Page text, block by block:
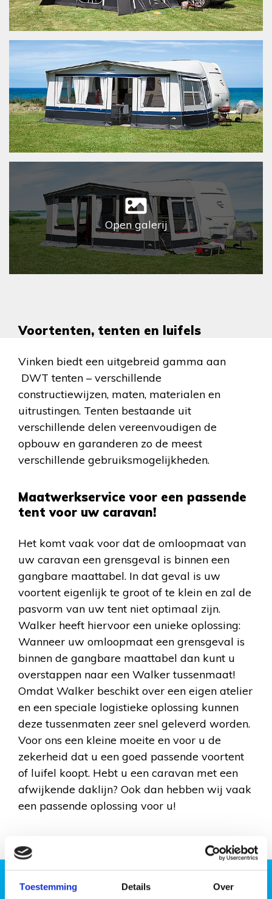
Toestemming Details Over
Open galerij
Voortenten, tenten en luifels
Vinken biedt een uitgebreid gamma aan
DWT tenten – verschillende
constructiewijzen, maten, materialen en
uitrustingen. Tenten bestaande uit
verschillende delen vereenvoudigen de
opbouw en garanderen zo de meest
verschillende gebruiksmogelijkheden.
Maatwerkservice voor een passende
tent voor uw caravan!
Het komt vaak voor dat de omloopmaat van
uw caravan een grensgeval is binnen een
gangbare maattabel. In dat geval is uw
voortent eigenlijk te groot of te klein en zal de
pasvorm van uw tent niet optimaal zijn.
Walker heeft hiervoor een unieke oplossing:
Wanneer uw omloopmaat een grensgeval is
binnen de gangbare maattabel dan kunt u
overstappen naar een Walker tussenmaat!
Omdat Walker beschikt over een eigen atelier
en een speciale logistieke oplossing kunnen
deze tussenmaten zeer snel geleverd worden.
Voor ons een kleine moeite en voor u de
zekerheid dat u een goed passende voortent
of luifel koopt. Hebt u een caravan met een
afwijkende daklijn? Ook dan hebben wij vaak
een passende oplossing voor u!